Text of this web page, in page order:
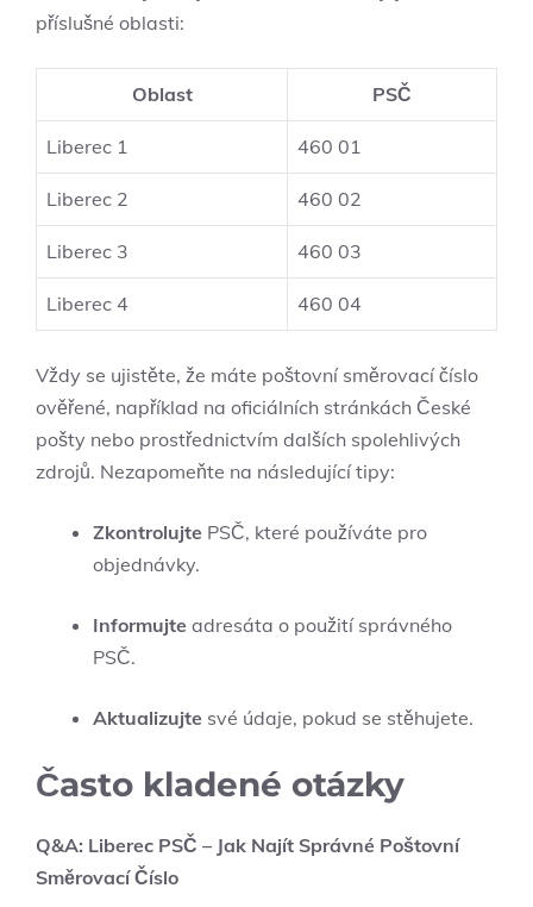
příslušné oblasti:
Oblast PSČ
Liberec 1 460 01
Liberec 2 460 02
Liberec 3 460 03
Liberec 4 460 04
Vždy se ujistěte, že máte poštovní směrovací číslo
ověřené, například na oficiálních stránkách České
pošty nebo prostřednictvím dalších spolehlivých
zdrojů. Nezapomeňte na následující tipy:
Zkontrolujte PSČ, které používáte pro
objednávky.
Informujte adresáta o použití správného
PSČ.
Aktualizujte své údaje, pokud se stěhujete.
Často kladené otázky
Q&A: Liberec PSČ – Jak Najít Správné Poštovní
Směrovací Číslo